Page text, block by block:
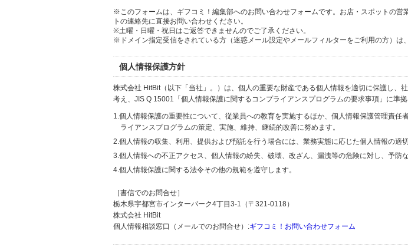
※このフォームは、ギフコミ！編集部へのお問い合わせフォームです。お店・スポットの営
トの連絡先に直接お問い合わせください。
※土曜・日曜・祝日はご返答できませんのでご了承ください。
※ドメイン指定受信をされている方（迷惑メール設定やメールフィルターをご利用の方）は
個人情報保護方針
株式会社 HitBit（以下「当社」。）は、個人の重要な財産である個人情報を適切に保護し、
考え、JIS Q 15001「個人情報保護に関するコンプライアンスプログラムの要求事項」に準
1.個人情報保護の重要性について、従業員への教育を実施するほか、個人情報保護管理責任
ライアンスプログラムの策定、実施、維持、継続的改善に努めます。
2.個人情報の収集、利用、提供および預託を行う場合には、業務実態に応じた個人情報の適
3.個人情報への不正アクセス、個人情報の紛失、破壊、改ざん、漏洩等の危険に対し、予防
4.個人情報保護に関する法令その他の規範を遵守します。
［書信でのお問合せ］
栃木県宇都宮市インターパーク4丁目3-1（〒321-0118）
株式会社 HitBit
個人情報相談窓口（メールでのお問合せ）:ギフコミ！お問い合わせフォーム